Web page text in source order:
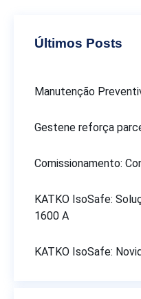
Últimos Posts
Manutenção
Gestene reforça
Comissionamento:
KATKO IsoSafe:
1600 A
KATKO IsoSafe: